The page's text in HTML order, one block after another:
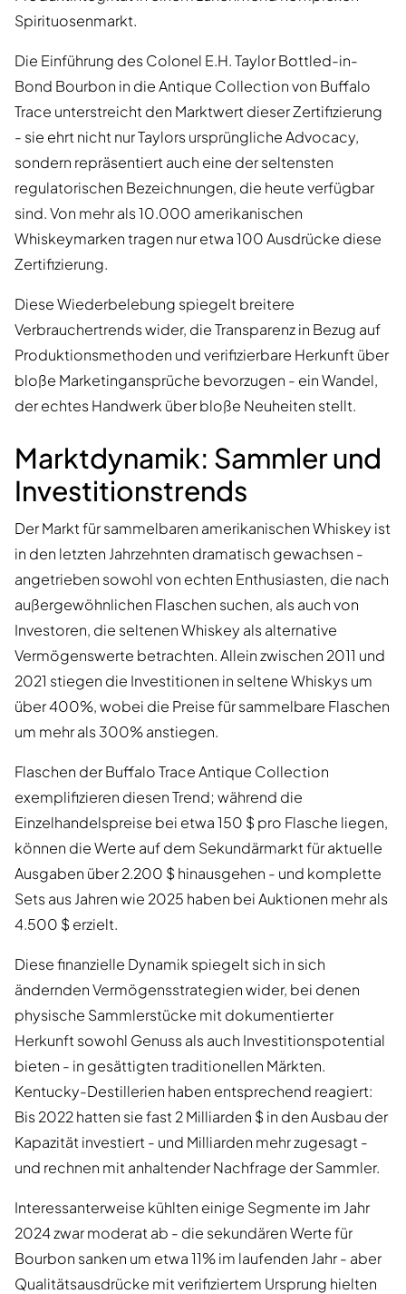
Spirituosenmarkt.
Die Einführung des Colonel E.H. Taylor Bottled-in-
Bond Bourbon in die Antique Collection von Buffalo
Trace unterstreicht den Marktwert dieser Zertifizierung
- sie ehrt nicht nur Taylors ursprüngliche Advocacy,
sondern repräsentiert auch eine der seltensten
regulatorischen Bezeichnungen, die heute verfügbar
sind. Von mehr als 10.000 amerikanischen
Whiskeymarken tragen nur etwa 100 Ausdrücke diese
Zertifizierung.
Diese Wiederbelebung spiegelt breitere
Verbrauchertrends wider, die Transparenz in Bezug auf
Produktionsmethoden und verifizierbare Herkunft über
bloße Marketingansprüche bevorzugen - ein Wandel,
der echtes Handwerk über bloße Neuheiten stellt.
Marktdynamik: Sammler und
Investitionstrends
Der Markt für sammelbaren amerikanischen Whiskey ist
in den letzten Jahrzehnten dramatisch gewachsen -
angetrieben sowohl von echten Enthusiasten, die nach
außergewöhnlichen Flaschen suchen, als auch von
Investoren, die seltenen Whiskey als alternative
Vermögenswerte betrachten. Allein zwischen 2011 und
2021 stiegen die Investitionen in seltene Whiskys um
über 400%, wobei die Preise für sammelbare Flaschen
um mehr als 300% anstiegen.
Flaschen der Buffalo Trace Antique Collection
exemplifizieren diesen Trend; während die
Einzelhandelspreise bei etwa 150 $ pro Flasche liegen,
können die Werte auf dem Sekundärmarkt für aktuelle
Ausgaben über 2.200 $ hinausgehen - und komplette
Sets aus Jahren wie 2025 haben bei Auktionen mehr als
4.500 $ erzielt.
Diese finanzielle Dynamik spiegelt sich in sich
ändernden Vermögensstrategien wider, bei denen
physische Sammlerstücke mit dokumentierter
Herkunft sowohl Genuss als auch Investitionspotential
bieten - in gesättigten traditionellen Märkten.
Kentucky-Destillerien haben entsprechend reagiert:
Bis 2022 hatten sie fast 2 Milliarden $ in den Ausbau der
Kapazität investiert - und Milliarden mehr zugesagt -
und rechnen mit anhaltender Nachfrage der Sammler.
Interessanterweise kühlten einige Segmente im Jahr
2024 zwar moderat ab - die sekundären Werte für
Bourbon sanken um etwa 11% im laufenden Jahr - aber
Qualitätsausdrücke mit verifiziertem Ursprung hielten